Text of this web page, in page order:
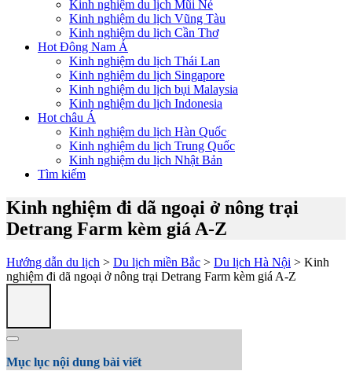
Kinh nghiệm du lịch Mũi Né
Kinh nghiệm du lịch Vũng Tàu
Kinh nghiệm du lịch Cần Thơ
Hot Đông Nam Á
Kinh nghiệm du lịch Thái Lan
Kinh nghiệm du lịch Singapore
Kinh nghiệm du lịch bụi Malaysia
Kinh nghiệm du lịch Indonesia
Hot châu Á
Kinh nghiệm du lịch Hàn Quốc
Kinh nghiệm du lịch Trung Quốc
Kinh nghiệm du lịch Nhật Bản
Tìm kiếm
Kinh nghiệm đi dã ngoại ở nông trại
Detrang Farm kèm giá A-Z
Hướng dẫn du lịch > Du lịch miền Bắc > Du lịch Hà Nội > Kinh
nghiệm đi dã ngoại ở nông trại Detrang Farm kèm giá A-Z
Mục lục nội dung bài viết